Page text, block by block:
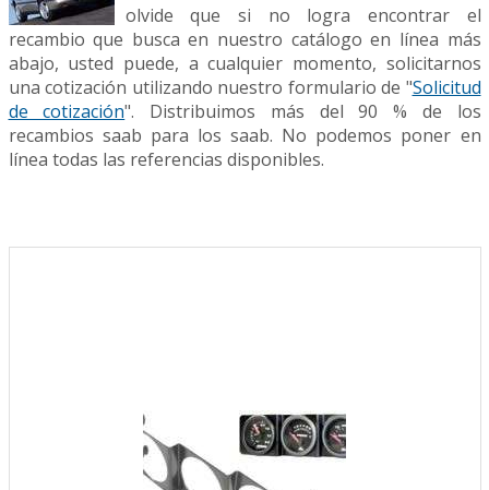
olvide que si no logra encontrar el
recambio que busca en nuestro catálogo en línea más
abajo, usted puede, a cualquier momento, solicitarnos
una cotización utilizando nuestro formulario de "Solicitud
de cotización". Distribuimos más del 90 % de los
recambios saab para los saab. No podemos poner en
línea todas las referencias disponibles.